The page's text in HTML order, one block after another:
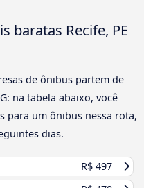
baratas Recife, PE
de ônibus partem de
na tabela abaixo, você
para um ônibus nessa rota,
dias.
R$ 497